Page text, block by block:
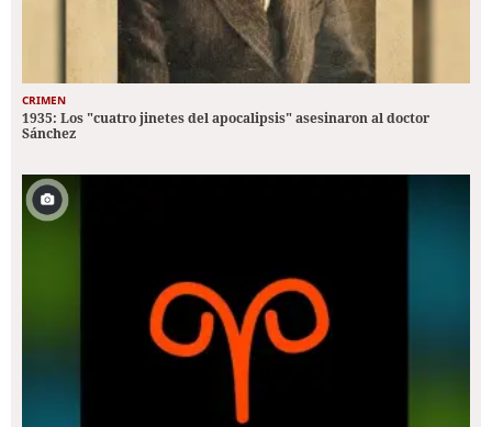
CRIMEN
1935: Los "cuatro jinetes del apocalipsis" asesinaron al doctor
Sánchez